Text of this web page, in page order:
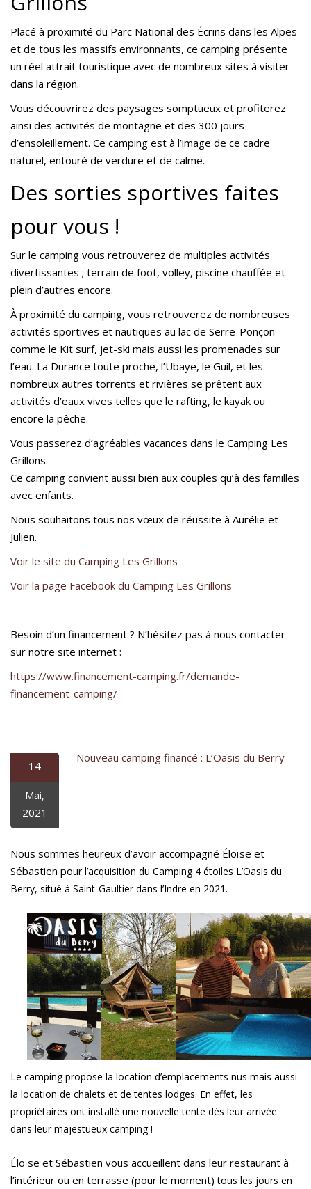
Placé à proximité du Parc National des Écrins dans les Alpes
et de tous les massifs environnants, ce camping présente
un réel attrait touristique avec de nombreux sites à visiter
dans la région.
Vous découvrirez des paysages somptueux et profiterez
ainsi des activités de montagne et des 300 jours
d’ensoleillement. Ce camping est à l’image de ce cadre
naturel, entouré de verdure et de calme.
Des sorties sportives faites
pour vous !
Sur le camping vous retrouverez de multiples activités
divertissantes ; terrain de foot, volley, piscine chauffée et
plein d’autres encore.
À proximité du camping, vous retrouverez de nombreuses
activités sportives et nautiques au lac de Serre-Ponçon
comme le Kit surf, jet-ski mais aussi les promenades sur
l’eau. La Durance toute proche, l’Ubaye, le Guil, et les
nombreux autres torrents et rivières se prêtent aux
activités d’eaux vives telles que le rafting, le kayak ou
encore la pêche.
Vous passerez d’agréables vacances dans le Camping Les
Grillons.
Ce camping convient aussi bien aux couples qu’à des familles
avec enfants.
Nous souhaitons tous nos vœux de réussite à Aurélie et
Julien.
Voir le site du Camping Les Grillons
Voir la page Facebook du Camping Les Grillons
Besoin d’un financement ? N’hésitez pas à nous contacter
sur notre site internet :
https://www.financement-camping.fr/demande-
financement-camping/
14
Mai,
2021
Nouveau camping financé : L’Oasis du Berry
Nous sommes heureux d’avoir accompagné Éloïse et
Sébastien pour l’acquisition du Camping 4 étoiles L’Oasis du
Berry, situé à Saint-Gaultier dans l’Indre en 2021.
Le camping propose la location d’emplacements nus mais aussi
la location de chalets et de tentes lodges. En effet, les
propriétaires ont installé une nouvelle tente dès leur arrivée
dans leur majestueux camping !
Éloïse et Sébastien vous accueillent dans leur restaurant à
l’intérieur ou en terrasse (pour le moment) tous les jours en